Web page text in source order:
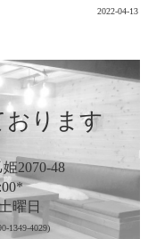
2022-04-13
ります
2070-48
曜日
1349-4029)